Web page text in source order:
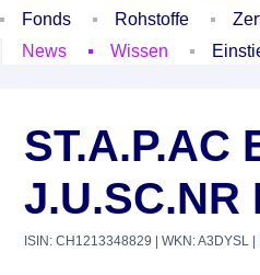
Fonds
Rohstoffe
News
Wissen
ST.A.P.AC
J.U.SC.NR
ISIN: CH1213348829 | WKN: A3DYSL